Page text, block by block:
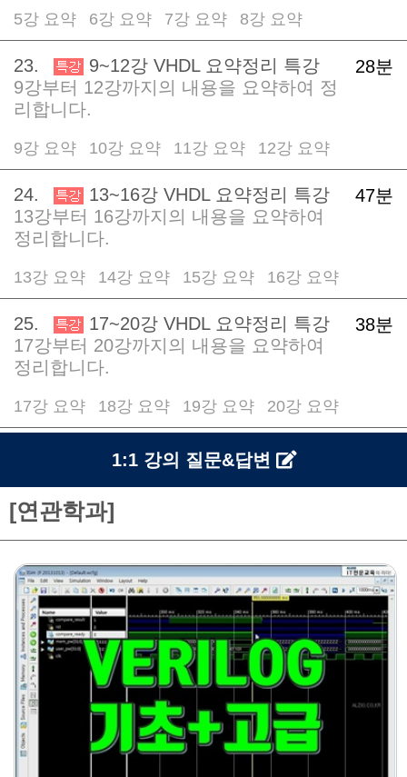
5강 요약 6강 요약 7강 요약 8강 요약
28분
23.
9~12강 VHDL 요약정리 특강
9강부터 12강까지의 내용을 요약하여 정
리합니다.
9강 요약 10강 요약 11강 요약 12강 요약
47분
24.
13~16강 VHDL 요약정리 특강
13강부터 16강까지의 내용을 요약하여
정리합니다.
13강 요약 14강 요약 15강 요약 16강 요약
38분
25.
17~20강 VHDL 요약정리 특강
17강부터 20강까지의 내용을 요약하여
정리합니다.
17강 요약 18강 요약 19강 요약 20강 요약
1:1 강의 질문&답변
[연관학과]